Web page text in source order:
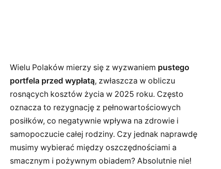
Wielu Polaków mierzy się z wyzwaniem pustego
portfela przed wypłatą, zwłaszcza w obliczu
rosnących kosztów życia w 2025 roku. Często
oznacza to rezygnację z pełnowartościowych
posiłków, co negatywnie wpływa na zdrowie i
samopoczucie całej rodziny. Czy jednak naprawdę
musimy wybierać między oszczędnościami a
smacznym i pożywnym obiadem? Absolutnie nie!